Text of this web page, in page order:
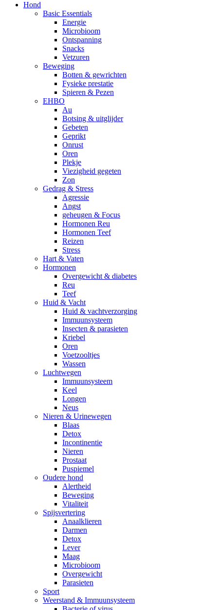
Hond
Basic Essentials
Energie
Microbioom
Ontspanning
Snacks
Vetzuren
Beweging
Botten & gewrichten
Fysieke prestatie
Spieren & Pezen
EHBO
Au
Botsing & uitglijder
Gebeten
Geprikt
Onrust
Oren
Plekje
Viezigheid gegeten
Zon
Gedrag & Stress
Agressie
Angst
geheugen & Focus
Hormonen Reu
Hormonen Teef
Reizen
Stress
Hart & Vaten
Hormonen
Overgewicht & diabetes
Reu
Teef
Huid & Vacht
Huid & vachtverzorging
Immuunsysteem
Insecten & parasieten
Kriebel
Oren
Voetzooltjes
Wassen
Luchtwegen
Immuunsysteem
Keel
Longen
Neus
Nieren & Urinewegen
Blaas
Detox
Incontinentie
Nieren
Prostaat
Puspiemel
Oudere hond
Alertheid
Beweging
Vitaliteit
Spijsvertering
Anaalklieren
Darmen
Detox
Lever
Maag
Microbioom
Overgewicht
Parasieten
Sport
Weerstand & Immuunsysteem